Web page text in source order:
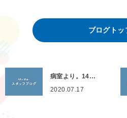
ブログトッ
病室より。14…
2020.07.17